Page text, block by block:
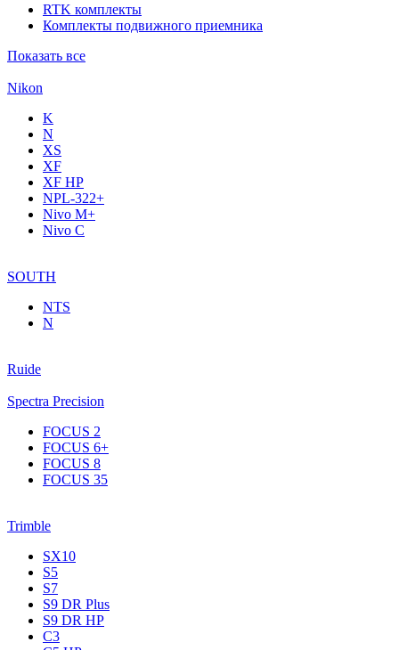
RTK комплекты
Комплекты подвижного приемника
Показать все
Nikon
K
N
XS
XF
XF НР
NPL-322+
Nivo M+
Nivo C
SOUTH
NTS
N
Ruide
Spectra Precision
FOCUS 2
FOCUS 6+
FOCUS 8
FOCUS 35
Trimble
SX10
S5
S7
S9 DR Plus
S9 DR HP
C3